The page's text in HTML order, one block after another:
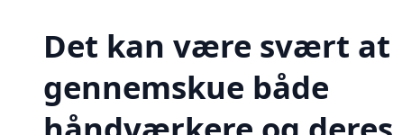
Det kan være svært at
gennemskue både